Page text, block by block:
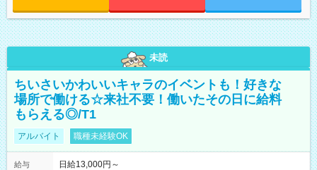
未読
ちいさいかわいいキャラのイベントも！好きな
場所で働ける☆来社不要！働いたその日に給料
もらえる◎/T1
アルバイト 職種未経験OK
給与
日給13,000円～